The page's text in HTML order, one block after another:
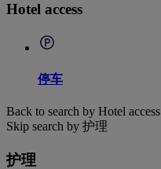
Hotel access
停车
Back to search by Hotel access
Skip search by 护理
护理